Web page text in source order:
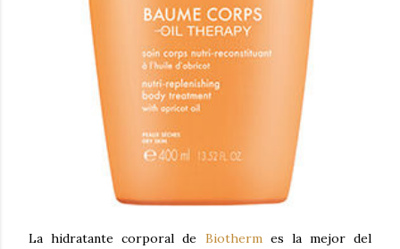
La hidratante corporal de Biotherm es la mejor del